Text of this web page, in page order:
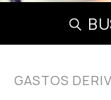
GASTOS